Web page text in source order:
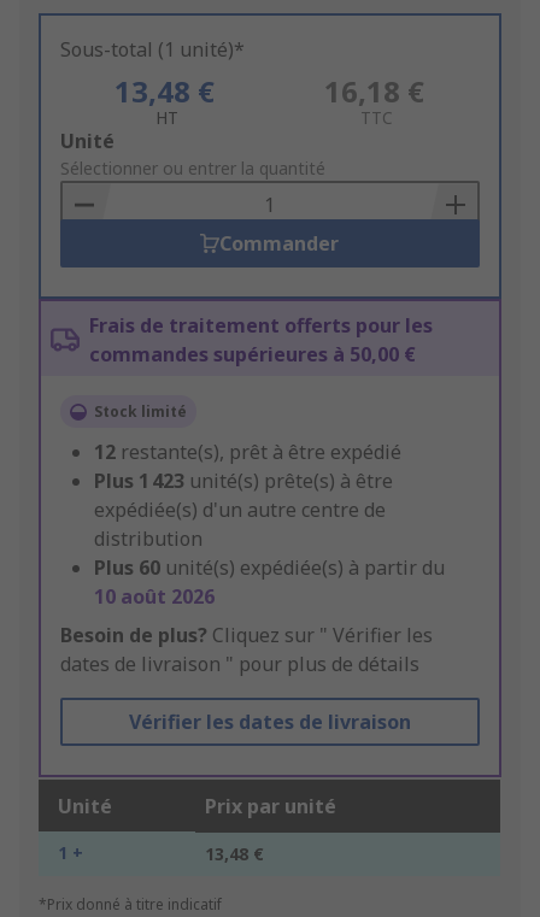
Sous-total (1 unité)*
13,48 €
HT
16,18 €
TTC
Add
to
Basket
Unité
Sélectionner ou entrer la quantité
Commander
Frais de traitement offerts pour les
commandes supérieures à 50,00 €
Stock limité
12 restante(s), prêt à être expédié
Plus 1 423 unité(s) prête(s) à être
expédiée(s) d'un autre centre de
distribution
Plus 60 unité(s) expédiée(s) à partir du
10 août 2026
Besoin de plus? Cliquez sur " Vérifier les
dates de livraison " pour plus de détails
Vérifier les dates de livraison
Unité Prix par unité
1 + 13,48 €
*Prix donné à titre indicatif